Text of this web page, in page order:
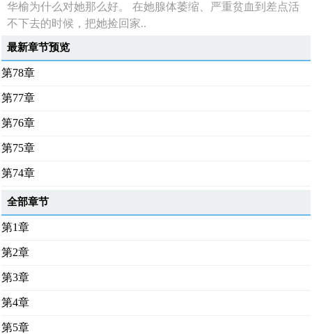
华榆为什么对她那么好。 在她腺体萎缩、严重贫血到差点活
不下去的时候，把她捡回家..
最新章节预览
第78章
第77章
第76章
第75章
第74章
全部章节
第1章
第2章
第3章
第4章
第5章